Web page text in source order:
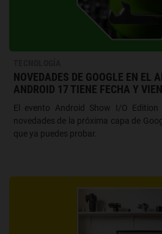
NOVEDADES DE GOOGLE EN EL
ANDROID 17 TIENE FECHA Y
El evento Android Show I/O
novedades de la próxima capa de
que ya puedes probar.